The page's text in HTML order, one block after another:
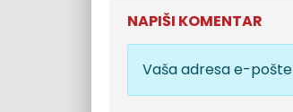
NAPIŠI KOMENTAR
Vaša adresa e-